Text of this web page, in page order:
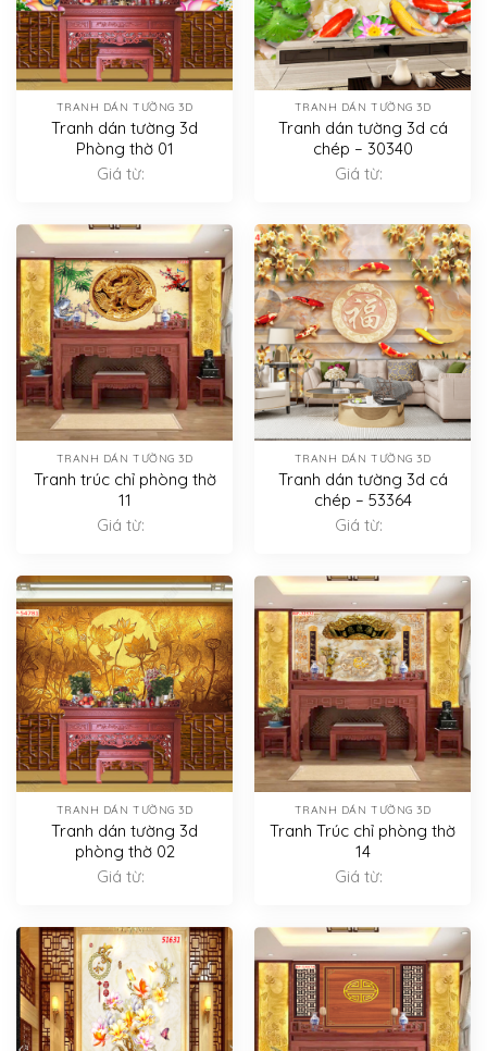
TRANH DÁN TƯỜNG 3D
Tranh dán tường 3d
Phòng thờ 01
Giá từ:
TRANH DÁN TƯỜNG 3D
Tranh dán tường 3d cá
chép – 30340
Giá từ:
TRANH DÁN TƯỜNG 3D
Tranh trúc chỉ phòng thờ
11
Giá từ:
TRANH DÁN TƯỜNG 3D
Tranh dán tường 3d cá
chép – 53364
Giá từ:
TRANH DÁN TƯỜNG 3D
Tranh dán tường 3d
phòng thờ 02
Giá từ:
TRANH DÁN TƯỜNG 3D
Tranh Trúc chỉ phòng thờ
14
Giá từ: